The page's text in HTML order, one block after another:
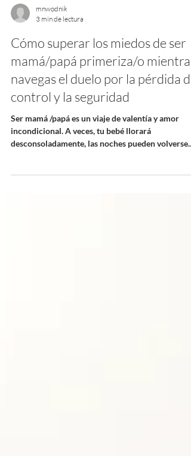
mnwodnik
3 min de lectura
Cómo superar los miedos de ser
mamá/papá primeriza/o mientras
navegas el duelo por la pérdida
control y la seguridad
incondicional. A veces, tu bebé llorará